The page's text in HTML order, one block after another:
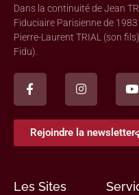
Dans la continuité de Jean
Fiduciaire Parisienne de
Pierre-Laurent TRIAL (son
Fidu).
Rejoindre la newsletter
Les Sites